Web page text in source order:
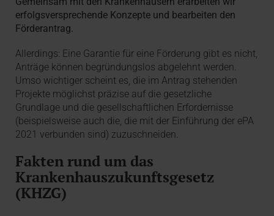
erfolgsversprechende Konzepte und bearbeiten den
Förderantrag.
Allerdings: Eine Garantie für eine Förderung gibt es nicht,
Anträge können begründungslos abgelehnt werden.
Umso wichtiger scheint es, die im Antrag stehenden
Projekte möglichst präzise auf die gesetzliche
Grundlage und die gesellschaftlichen Erfordernisse
(beispielsweise auch die, die mit der Einführung der ePA
2021 verbunden sind) zuzuschneiden.
Fakten rund um das
Krankenhauszukunftsgesetz
(KHZG)